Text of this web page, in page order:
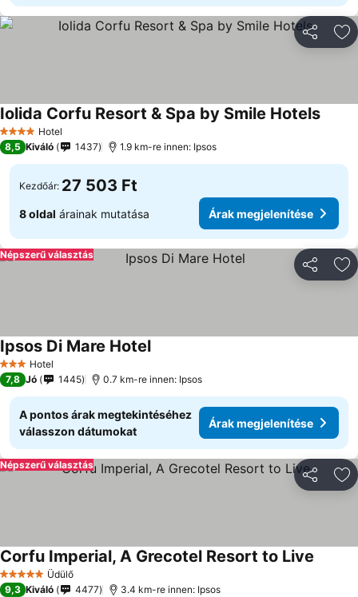
4 KategóriaHotel
Iolida Corfu Resort & Spa by Smile HotelsÁrak
8,5 Kiváló 1437 1.9 km-re innen: Ipsos
Kezdőár: 27 503 Ft
8 oldal árainak mutatása Árak megjelenítése
Népszerű választás
3 Kategória
Hotel
Ipsos Di Mare HotelÁrak megjelenítése
7,8 Jó 1445 0.7 km-re innen: Ipsos
A pontos árak megtekintéséhez
válasszon dátumokat
Árak megjelenítése
Népszerű választás
5 KategóriaÜdülő
Corfu Imperial, A Grecotel Resort to Live
9,3 Kiváló 4477 3.4 km-re innen: Ipsos